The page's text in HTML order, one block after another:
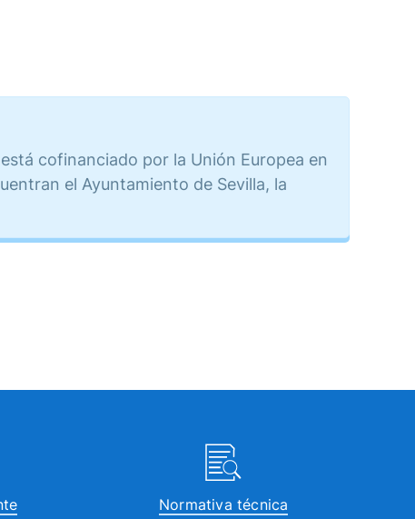
cofinanciado por la Unión Europea en
el Ayuntamiento de Sevilla, la
Normativa técnica